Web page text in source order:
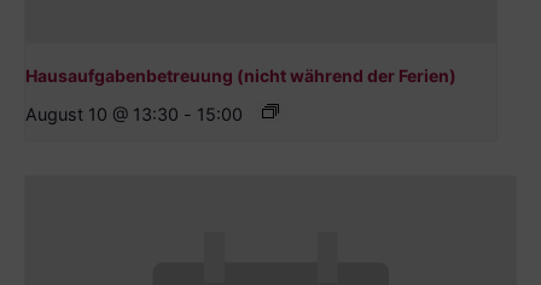
Hausaufgabenbetreuung (nicht während der Ferien)
August 10 @ 13:30 - 15:00